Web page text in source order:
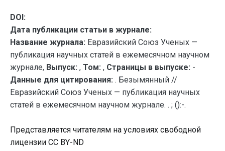
DOI:
Дата публикации статьи в журнале:
Название журнала: Евразийский Союз Ученых —
публикация научных статей в ежемесячном научном
журнале, Выпуск: , Том: , Страницы в выпуске: -
Данные для цитирования: . Безымянный //
Евразийский Союз Ученых — публикация научных
статей в ежемесячном научном журнале. . ; ():-.
Представляется читателям на условиях свободной
лицензии CC BY-ND